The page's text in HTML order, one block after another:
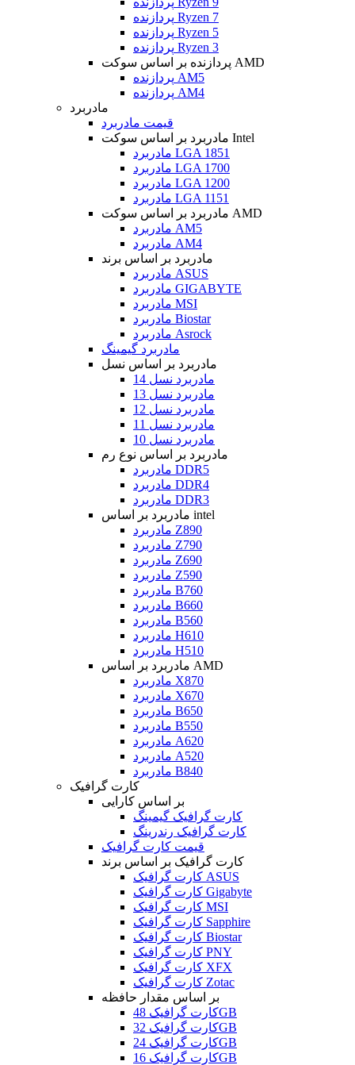
پردازنده Ryzen 7
پردازنده Ryzen 5
پردازنده Ryzen 3
پردازنده بر اساس سوکت AMD
پردازنده AM5
پردازنده AM4
مادربرد
قیمت مادربرد
مادربرد بر اساس سوکت Intel
مادربرد LGA 1851
مادربرد LGA 1700
مادربرد LGA 1200
مادربرد LGA 1151
مادربرد بر اساس سوکت AMD
مادربرد AM5
مادربرد AM4
مادربرد بر اساس برند
مادربرد ASUS
مادربرد GIGABYTE
مادربرد MSI
مادربرد Biostar
مادربرد Asrock
مادربرد گیمینگ
مادربرد بر اساس نسل
مادربرد نسل 14
مادربرد نسل 13
مادربرد نسل 12
مادربرد نسل 11
مادربرد نسل 10
مادربرد بر اساس نوع رم
مادربرد DDR5
مادربرد DDR4
مادربرد DDR3
مادربرد بر اساس intel
مادربرد Z890
مادربرد Z790
مادربرد Z690
مادربرد Z590
مادربرد B760
مادربرد B660
مادربرد B560
مادربرد H610
مادربرد H510
مادربرد بر اساس AMD
مادربرد X870
مادربرد X670
مادربرد B650
مادربرد B550
مادربرد A620
مادربرد A520
مادربرد B840
کارت گرافیک
بر اساس کارایی
کارت گرافیک گیمینگ
کارت گرافیک رندرینگ
قیمت کارت گرافیک
کارت گرافیک بر اساس برند
کارت گرافیک ASUS
کارت گرافیک Gigabyte
کارت گرافیک MSI
کارت گرافیک Sapphire
کارت گرافیک Biostar
کارت گرافیک PNY
کارت گرافیک XFX
کارت گرافیک Zotac
بر اساس مقدار حافظه
کارت گرافیک 48GB
کارت گرافیک 32GB
کارت گرافیک 24GB
کارت گرافیک 16GB